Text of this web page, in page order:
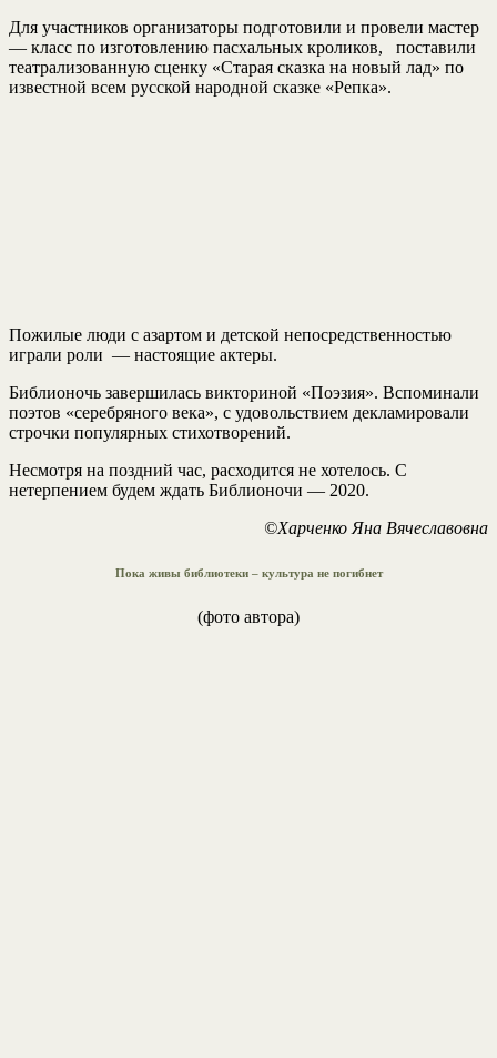
Для участников организаторы подготовили и провели мастер
— класс по изготовлению пасхальных кроликов, поставили
театрализованную сценку «Старая сказка на новый лад» по
известной всем русской народной сказке «Репка».
Пожилые люди с азартом и детской непосредственностью
играли роли — настоящие актеры.
Библионочь завершилась викториной «Поэзия». Вспоминали
поэтов «серебряного века», с удовольствием декламировали
строчки популярных стихотворений.
Несмотря на поздний час, расходится не хотелось. С
нетерпением будем ждать Библионочи — 2020.
©Харченко Яна Вячеславовна
Пока живы библиотеки – культура не погибнет
(фото автора)